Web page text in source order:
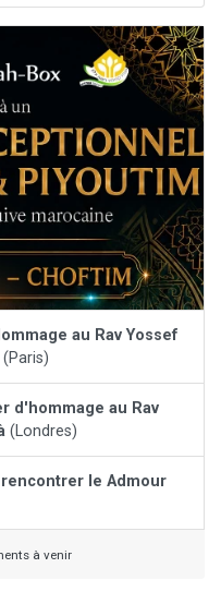
au Rav Yossef
(Paris)
d'hommage au Rav
(Londres)
le Admour
à venir